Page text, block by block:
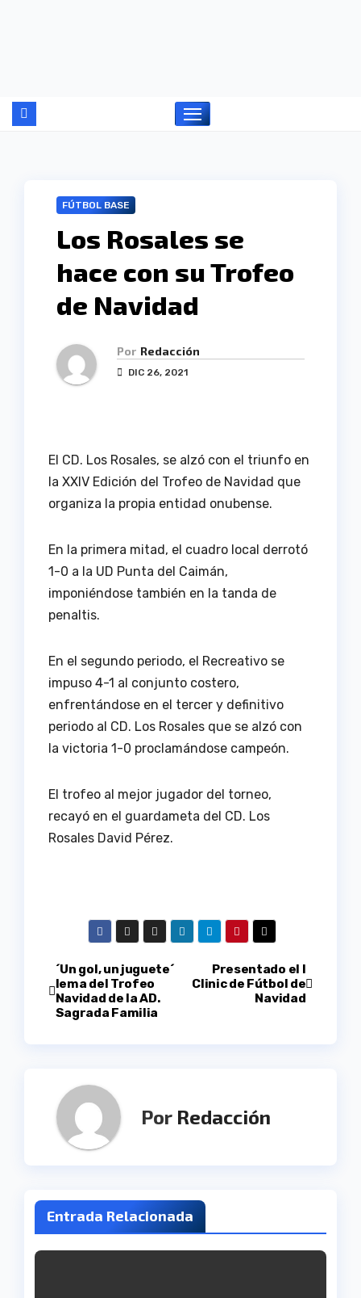
FÚTBOL BASE
Los Rosales se
hace con su Trofeo
de Navidad
Por Redacción
DIC 26, 2021
El CD. Los Rosales, se alzó con el triunfo en
la XXIV Edición del Trofeo de Navidad que
organiza la propia entidad onubense.
En la primera mitad, el cuadro local derrotó
1-0 a la UD Punta del Caimán,
imponiéndose también en la tanda de
penaltis.
En el segundo periodo, el Recreativo se
impuso 4-1 al conjunto costero,
enfrentándose en el tercer y definitivo
periodo al CD. Los Rosales que se alzó con
la victoria 1-0 proclamándose campeón.
El trofeo al mejor jugador del torneo,
recayó en el guardameta del CD. Los
Rosales David Pérez.
Navegación
de
Presentado el I
Clinic de Fútbol de
Navidad
´Un gol, un juguete´
lema del Trofeo
Navidad de la AD.
Sagrada Familia
Por Redacción
Entrada Relacionada